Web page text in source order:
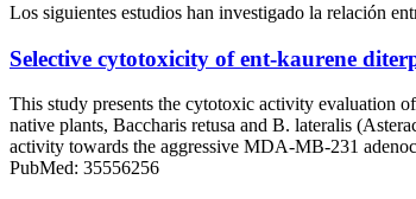
Los siguientes estudios han investigado la relación
Selective cytotoxicity of ent-kaurene
This study presents the cytotoxic activity evaluation
native plants, Baccharis retusa and B. lateralis
activity towards the aggressive MDA-MB-231
PubMed: 35556256